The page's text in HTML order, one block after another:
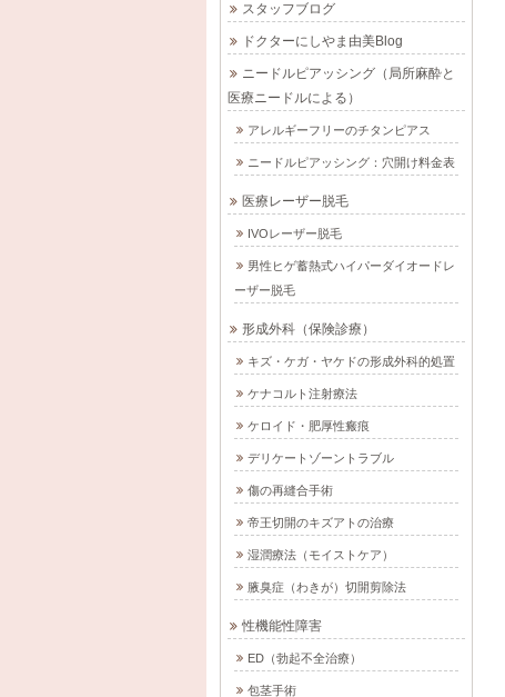
スタッフブログ
ドクターにしやま由美Blog
ニードルピアッシング（局所麻酔と
医療ニードルによる）
アレルギーフリーのチタンピアス
ニードルピアッシング：穴開け料金表
医療レーザー脱毛
IVOレーザー脱毛
男性ヒゲ蓄熱式ハイパーダイオードレ
ーザー脱毛
形成外科（保険診療）
キズ・ケガ・ヤケドの形成外科的処置
ケナコルト注射療法
ケロイド・肥厚性瘢痕
デリケートゾーントラブル
傷の再縫合手術
帝王切開のキズアトの治療
湿潤療法（モイストケア）
腋臭症（わきが）切開剪除法
性機能性障害
ED（勃起不全治療）
包茎手術